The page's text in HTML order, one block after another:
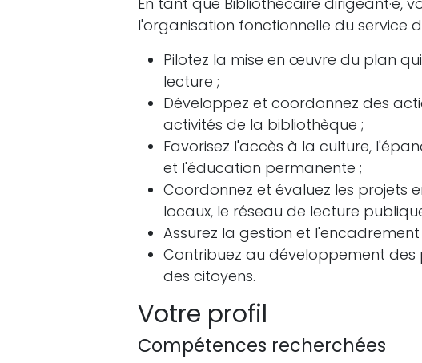
l'organisation fonctionnelle du service
Pilotez la mise en œuvre du plan
lecture ;
Développez et coordonnez des
activités de la bibliothèque ;
Favorisez l'accès à la culture,
et l'éducation permanente ;
Coordonnez et évaluez les projets
locaux, le réseau de lecture
Assurez la gestion et
Contribuez au développement
des citoyens.
Votre profil
Compétences recherchées